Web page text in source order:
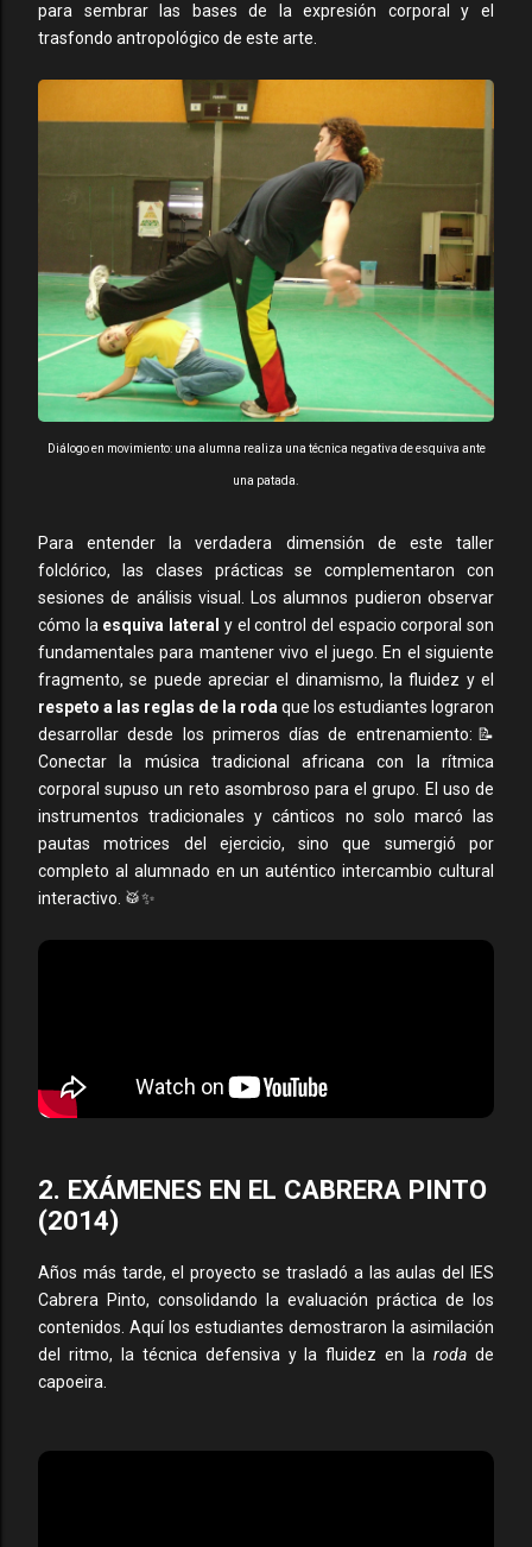
para sembrar las bases de la expresión corporal y el
trasfondo antropológico de este arte.
Diálogo en movimiento: una alumna realiza una técnica negativa de esquiva ante
una patada.
Para entender la verdadera dimensión de este taller
folclórico, las clases prácticas se complementaron con
sesiones de análisis visual. Los alumnos pudieron observar
cómo la esquiva lateral y el control del espacio corporal son
fundamentales para mantener vivo el juego. En el siguiente
fragmento, se puede apreciar el dinamismo, la fluidez y el
respeto a las reglas de la roda que los estudiantes lograron
desarrollar desde los primeros días de entrenamiento:📝
Conectar la música tradicional africana con la rítmica
corporal supuso un reto asombroso para el grupo. El uso de
instrumentos tradicionales y cánticos no solo marcó las
pautas motrices del ejercicio, sino que sumergió por
completo al alumnado en un auténtico intercambio cultural
interactivo. 🥁✨
2. EXÁMENES EN EL CABRERA PINTO
(2014)
Años más tarde, el proyecto se trasladó a las aulas del IES
Cabrera Pinto, consolidando la evaluación práctica de los
contenidos. Aquí los estudiantes demostraron la asimilación
del ritmo, la técnica defensiva y la fluidez en laroda de
capoeira.